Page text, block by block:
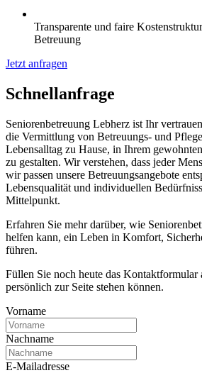
Transparente und faire
Betreuung
Jetzt anfragen
Schnell­anfrage
Seniorenbetreuung Lebherz ist Ihr
die Vermittlung von Betreuungs- und
Lebensalltag zu Hause, in Ihrem
zu gestalten. Wir verstehen, dass jeder
wir passen unsere Betreuungsangebote
Lebensqualität und individuellen
Mittelpunkt.
Erfahren Sie mehr darüber, wie
helfen kann, ein Leben in Komfort,
führen.
Füllen Sie noch heute das Kontaktformular
persönlich zur Seite stehen können.
Vorname
Nachname
E-Mailadresse